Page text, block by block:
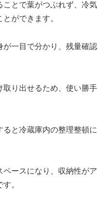
とで葉がつぶれず、冷気
ができます。
一目で分かり、残量確認
取り出せるため、使い勝手
と冷蔵庫内の整理整頓に
ペースになり、収納性がア
。